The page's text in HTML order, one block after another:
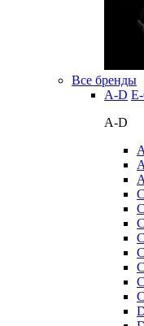
Все бренды
A-D
A-D